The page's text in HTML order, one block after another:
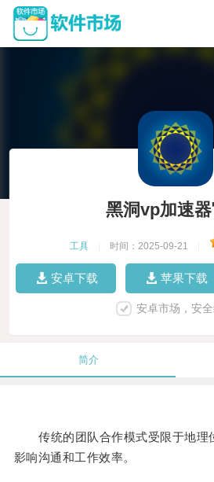
黑洞vp加速器
工具 时间：2025-09-21
安卓下载 苹果下载
安卓市场，安
简介
传统的团队合作模式受限于地理
影响沟通和工作效率。